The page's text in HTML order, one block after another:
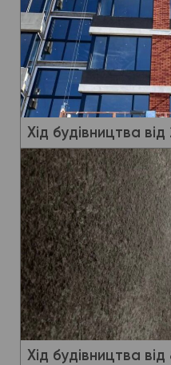
Хід будівництва
Хід будівництва